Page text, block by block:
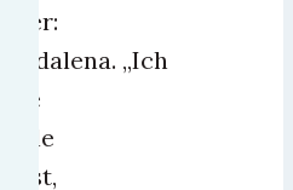
Opfer:
Magdalena. „Ich
habe
totale
Angst,